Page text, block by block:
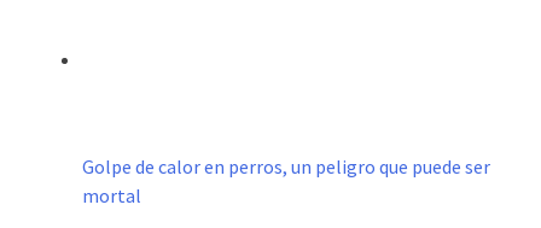
Golpe de calor en perros, un peligro que puede ser
mortal